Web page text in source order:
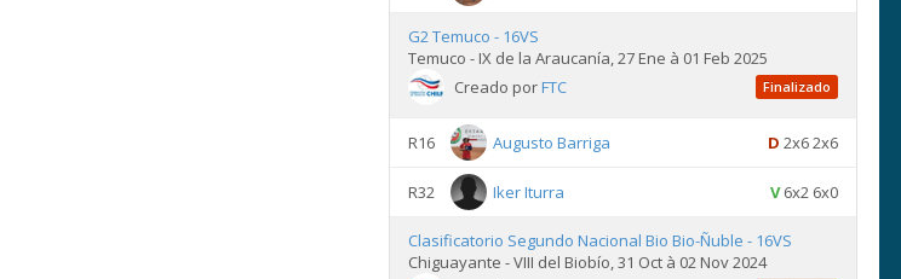
G2 Temuco - 16VS
Temuco - IX de la Araucanía, 27 Ene à 01 Feb 2025
Creado porFTC Finalizado
R16 Augusto Barriga D 2x6 2x6
R32 Iker Iturra V6x2 6x0
Clasificatorio Segundo Nacional Bio Bio-Ñuble - 16VS
Chiguayante - VIII del Biobío, 31 Oct à 02 Nov 2024